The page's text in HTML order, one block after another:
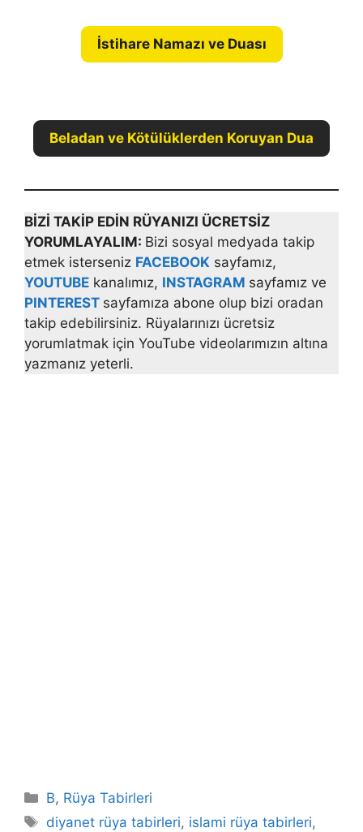
İstihare Namazı ve Duası
Beladan ve Kötülüklerden Koruyan Dua
BİZİ TAKİP EDİN RÜYANIZI ÜCRETSİZ
YORUMLAYALIM: Bizi sosyal medyada takip
etmek isterseniz FACEBOOK sayfamız,
YOUTUBE kanalımız, INSTAGRAM sayfamız ve
PINTEREST sayfamıza abone olup bizi oradan
takip edebilirsiniz. Rüyalarınızı ücretsiz
yorumlatmak için YouTube videolarımızın altına
yazmanız yeterli.
Kategoriler
B, Rüya Tabirleri
Etiketler
diyanet rüya tabirleri, islami rüya tabirleri,